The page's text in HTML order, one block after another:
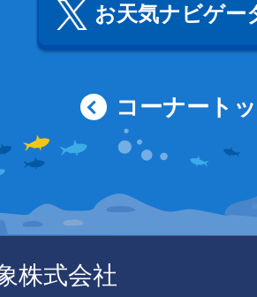
お天気ナビゲー
コーナート
株式会社